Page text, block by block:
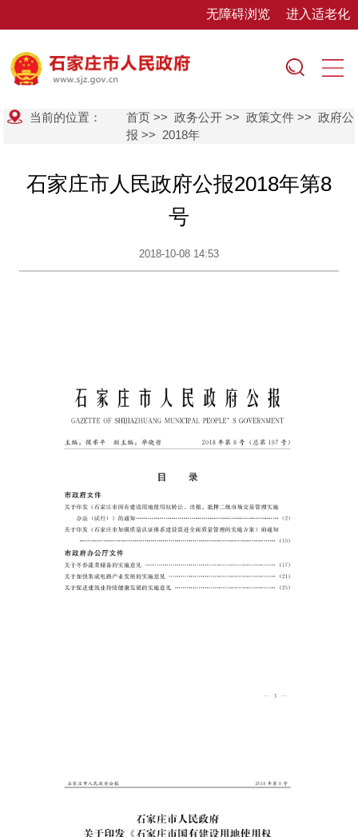
无障碍浏览 进入适老化
当前的位置： 首页 >>政务公开 >>政策文件 >>政府公
报 >> 2018年
石家庄市人民政府公报2018年第8
号
2018-10-08 14:53